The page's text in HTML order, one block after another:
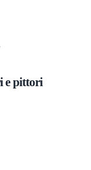
e pittori